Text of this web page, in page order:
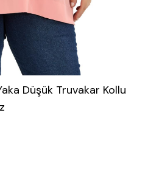
Düşük Truvakar Kollu